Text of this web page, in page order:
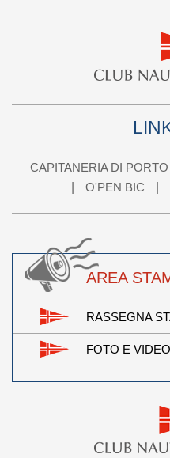
CAPITANERIA DI PORTO
O'PEN BIC
AREA
RASSEGNA
FOTO E VIDEO